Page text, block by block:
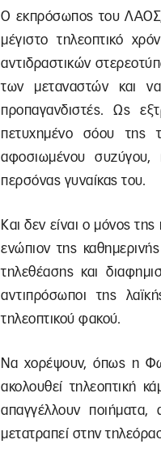
Ο εκπρόσωπος του ΛΑΟΣ,
μέγιστο τηλεοπτικό
αντιδραστικών
των μεταναστών και
προπαγανδιστές. Ως
πετυχημένο σόου της
αφοσιωμένου συζύγου,
περσόνας γυναίκας του.
Και δεν είναι ο μόνος
ενώπιον της
τηλεθέασης και
αντιπρόσωποι της
τηλεοπτικού φακού.
Να χορέψουν, όπως η
ακολουθεί τηλεοπτική
απαγγέλλουν
μετατραπεί στην